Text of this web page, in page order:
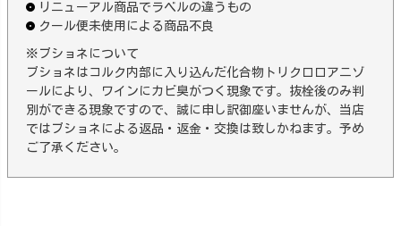
リニューアル商品でラベルの違うもの
クール便未使用による商品不良
※ブショネについて
ブショネはコルク内部に入り込んだ化合物トリクロロアニゾ
ールにより、ワインにカビ臭がつく現象です。抜栓後のみ判
別ができる現象ですので、誠に申し訳御座いませんが、当店
ではブショネによる返品・返金・交換は致しかねます。予め
ご了承ください。